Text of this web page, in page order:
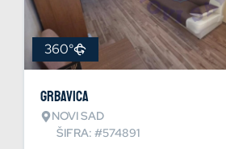
360°
Grbavica
NOVI SAD
ŠIFRA: #574891